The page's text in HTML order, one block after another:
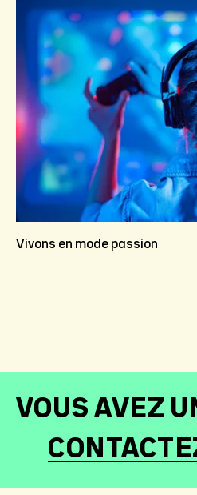
Vivons en mode passion
VOUS AVEZ